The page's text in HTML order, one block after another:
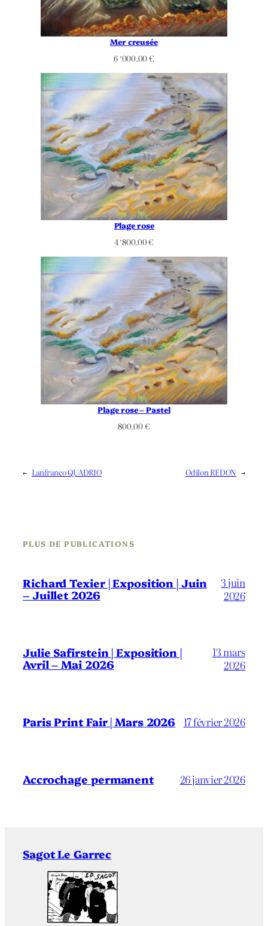
Mer creusée
6 ‘000.00 €
Plage rose
4 ‘800.00€
Plage rose – Pastel
800.00 €
← Lanfranco QUADRIO Odilon REDON →
PLUS DE PUBLICATIONS
Richard Texier | Exposition | Juin
– Juillet 2026
3 juin
2026
Julie Safirstein | Exposition |
Avril – Mai 2026
13 mars
2026
Paris Print Fair | Mars 2026 17 février 2026
Accrochage permanent 26 janvier 2026
Sagot Le Garrec